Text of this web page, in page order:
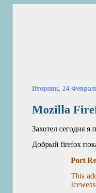
Вторник, 24
Mozilla
Захотел сегодня
Добрый firefox
Port
This